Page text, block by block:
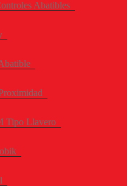
Abatibles
Tipo Llavero